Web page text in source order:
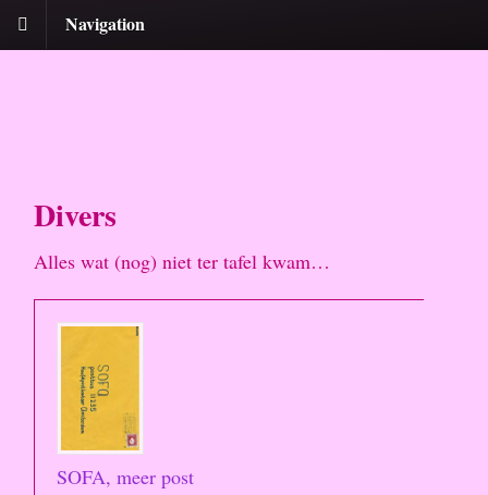
Navigation
Divers
Alles wat (nog) niet ter tafel kwam…
SOFA, meer post